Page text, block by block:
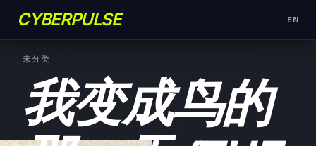
CYBERPULSE EN
未分类
我变成鸟的